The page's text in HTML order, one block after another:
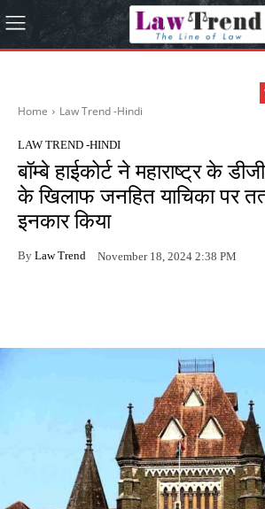
Home Law Trend -Hindi
LAW TREND -HINDI
बॉम्बे हाईकोर्ट ने महाराष्ट्र के
के खिलाफ जनहित याचिका पर
इनकार किया
By Law Trend November 18, 2024 2:38 PM